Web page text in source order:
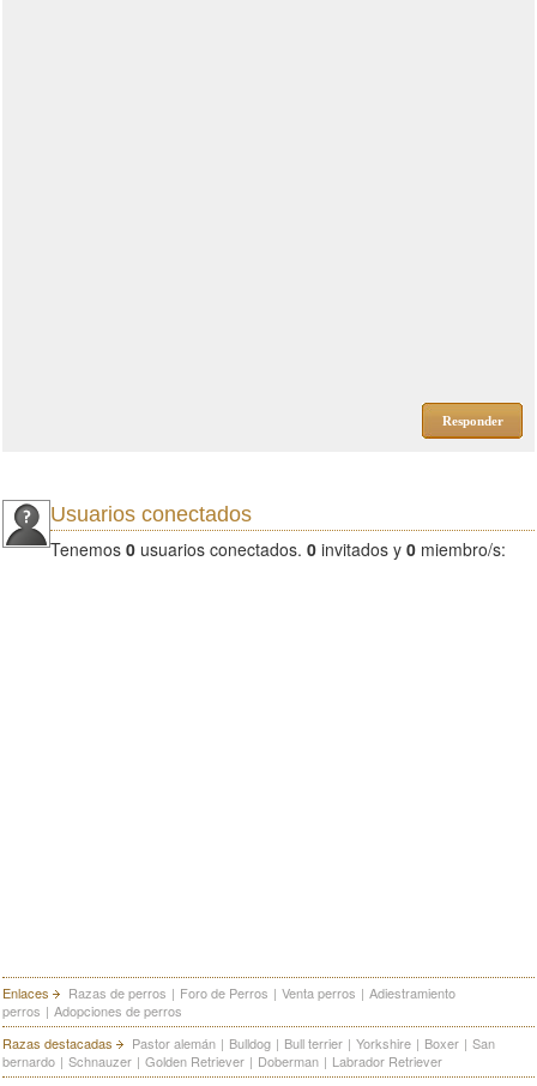
Responder
Usuarios conectados
Tenemos 0 usuarios conectados. 0 invitados y 0 miembro/s:
Enlaces Razas de perros | Foro de Perros | Venta perros | Adiestramiento
perros | Adopciones de perros
Razas destacadas
Pastor alemán | Bulldog | Bull terrier | Yorkshire | Boxer | San
bernardo | Schnauzer | Golden Retriever | Doberman | Labrador Retriever